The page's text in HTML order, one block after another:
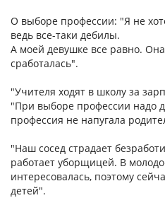
О выборе профессии: "Я не
ведь все-таки дебилы.
А моей девушке все равно.
сработалась".
"Учителя ходят в школу за
"При выборе профессии надо
профессия не напугала
"Наш сосед страдает
работает уборщицей. В
интересовалась, поэтому
детей".